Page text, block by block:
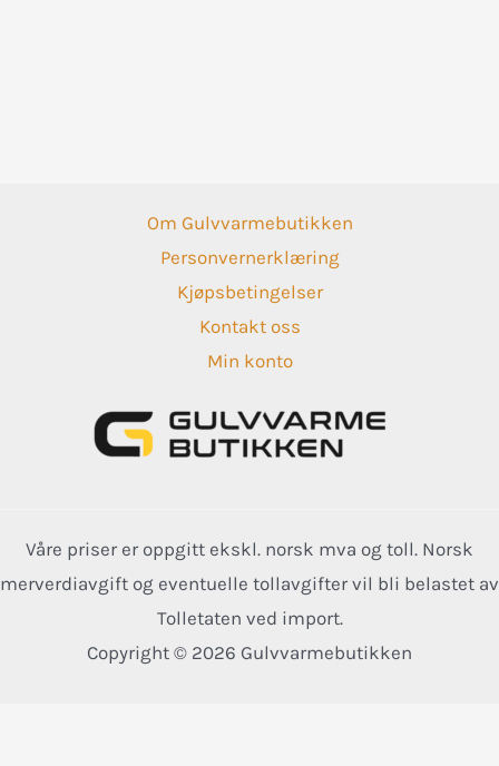
Om Gulvvarmebutikken
Personvernerklæring
Kjøpsbetingelser
Kontakt oss
Min konto
Våre priser er oppgitt ekskl. norsk mva og toll. Norsk
merverdiavgift og eventuelle tollavgifter vil bli belastet av
Tolletaten ved import.
Copyright © 2026 Gulvvarmebutikken